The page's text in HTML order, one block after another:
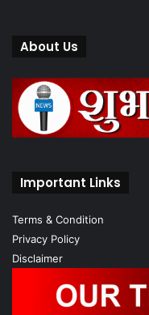
About Us
Important Links
Terms & Condition
Privacy Policy
Disclaimer